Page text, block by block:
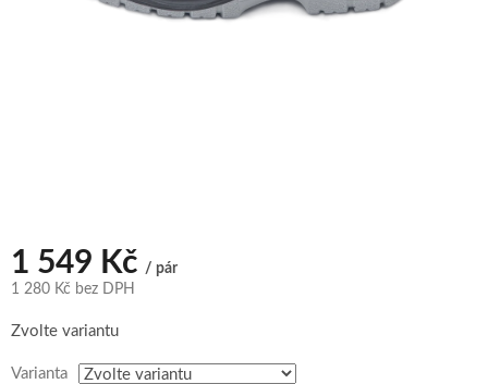
1 549 Kč / pár
1 280 Kč bez DPH
cena:
Zvolte variantu
Varianta